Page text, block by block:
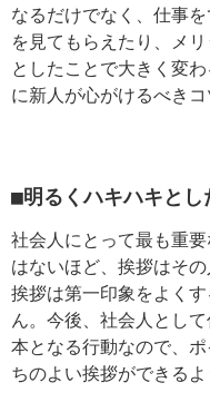
なるだけでなく、仕事
を見てもらえたり、メ
としたことで大きく変
に新人が心がけるべきコ
■明るくハキハキとし
社会人にとって最も重
はないほど、挨拶はそ
挨拶は第一印象をよく
ん。今後、社会人とし
本となる行動なので、
ちのよい挨拶ができる